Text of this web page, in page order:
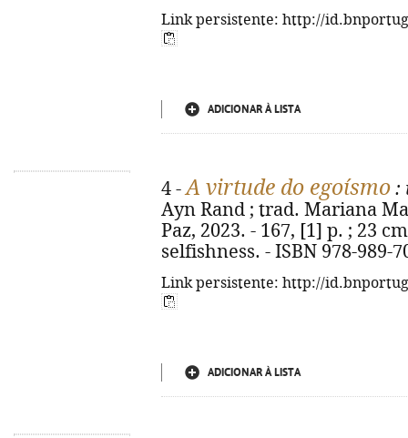
Link persistente: http://
ADICIONAR À LISTA
4 -A virtude do egoísmo :
Ayn Rand ; trad. Mariana
Paz, 2023. - 167, [1] p. ; 23
selfishness. - ISBN 978-989-
Link persistente: http://
ADICIONAR À LISTA